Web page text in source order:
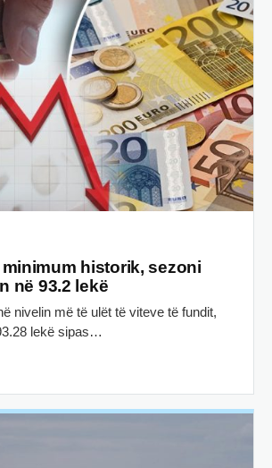
historik, sezoni
në 93.2 lekë
nivelin më të ulët të viteve të fundit,
lekë sipas…